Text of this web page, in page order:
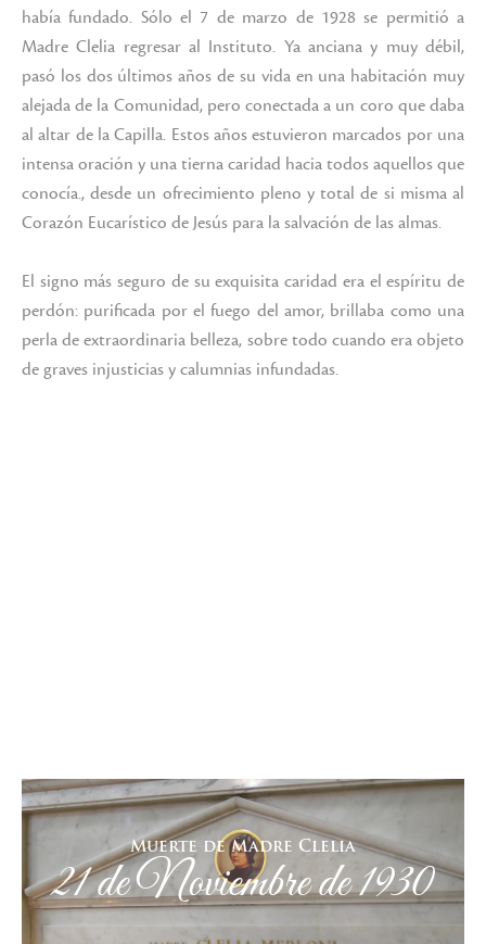
había fundado. Sólo el 7 de marzo de 1928 se permitió a
Madre Clelia regresar al Instituto. Ya anciana y muy débil,
pasó los dos últimos años de su vida en una habitación muy
alejada de la Comunidad, pero conectada a un coro que daba
al altar de la Capilla. Estos años estuvieron marcados por una
intensa oración y una tierna caridad hacia todos aquellos que
conocía., desde un ofrecimiento pleno y total de si misma al
Corazón Eucarístico de Jesús para la salvación de las almas.
El signo más seguro de su exquisita caridad era el espíritu de
perdón: purificada por el fuego del amor, brillaba como una
perla de extraordinaria belleza, sobre todo cuando era objeto
de graves injusticias y calumnias infundadas.
Muerte de Madre Clelia
21 de Noviembre de 1930